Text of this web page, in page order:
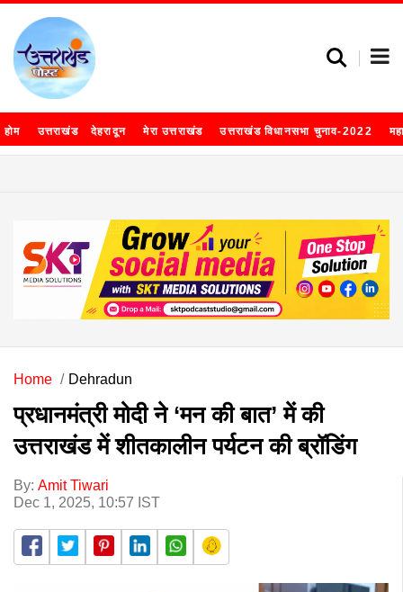
होम उत्तराखंड देहरादून मेरा उत्तराखंड उत्तराखंड विधानसभा चुनाव-2022
Home Dehradun
प्रधानमंत्री मोदी ने ‘मन की बात’ में की
उत्तराखंड में शीतकालीन पर्यटन की ब्रॉडिंग
By: Amit Tiwari
Dec 1, 2025, 10:57 IST